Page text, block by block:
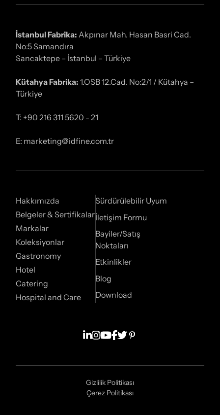
İstanbul Fabrika: Akpınar Mah. Hasan Basri Cad.
No:5 Samandıra
Sancaktepe – İstanbul – Türkiye
Kütahya Fabrika: 1.OSB 12.Cad. No:2/1 / Kütahya –
Türkiye
T: +90 216 311 5620 - 21
E: marketing@idfine.com.tr
Hakkımızda
Belgeler & Sertifikalar
Markalar
Koleksiyonlar
Gastronomy
Hotel
Catering
Hospital and Care
Sürdürülebilir Uyum
İletişim Formu
Bayiler/Satış
Noktaları
Etkinlikler
Blog
Download
Gizlilik Politikası
Çerez Politikası